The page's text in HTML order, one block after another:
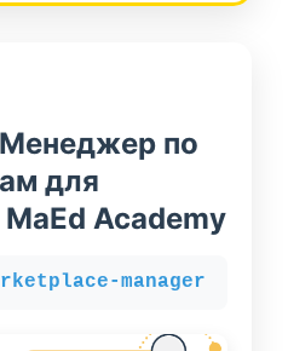
по
для
Academy
manager